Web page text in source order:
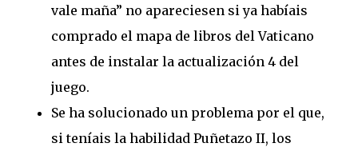
vale maña” no apareciesen si ya habíais
comprado el mapa de libros del Vaticano
antes de instalar la actualización 4 del
juego.
Se ha solucionado un problema por el que,
si teníais la habilidad Puñetazo II, los